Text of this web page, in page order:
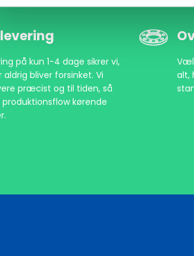
på kun 1-4 dage sikrer vi,
bliver forsinket. Vi
præcist og til tiden, så
kørende
alt,